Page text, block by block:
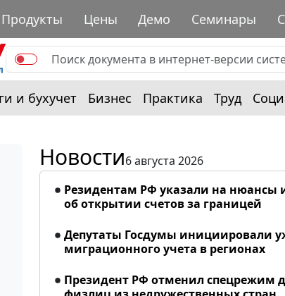
Продукты Цены Демо Семинары
и бухучет Бизнес Практика Труд
Новости6 августа 2026
Резидентам РФ указали на
об открытии счетов за границей
Депутаты Госдумы инициировали
миграционного учета в регионах
Президент РФ отменил спецрежим